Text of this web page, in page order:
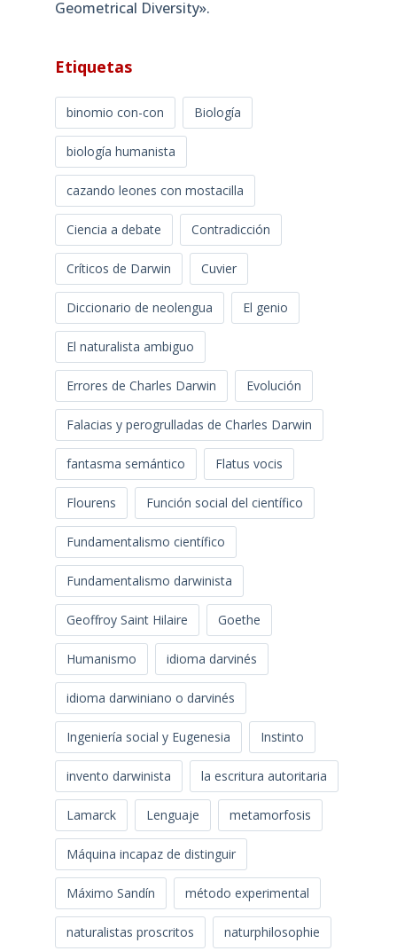
Geometrical Diversity»​.
Etiquetas
binomio con-con Biología
biología humanista
cazando leones con mostacilla
Ciencia a debate Contradicción
Críticos de Darwin Cuvier
Diccionario de neolengua El genio
El naturalista ambiguo
Errores de Charles Darwin Evolución
Falacias y perogrulladas de Charles Darwin
fantasma semántico Flatus vocis
Flourens Función social del científico
Fundamentalismo científico
Fundamentalismo darwinista
Geoffroy Saint Hilaire Goethe
Humanismo idioma darvinés
idioma darwiniano o darvinés
Ingeniería social y Eugenesia Instinto
invento darwinista la escritura autoritaria
Lamarck Lenguaje metamorfosis
Máquina incapaz de distinguir
Máximo Sandín método experimental
naturalistas proscritos naturphilosophie